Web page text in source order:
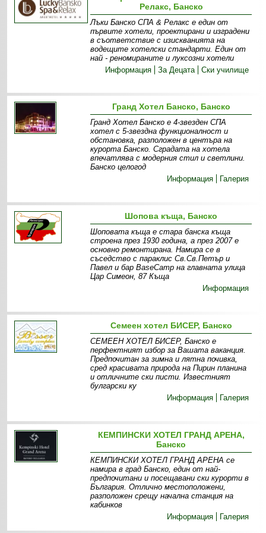
Релакс, Банско
Лъки Банско СПА & Релакс е един от
първите хотели, проектирани и изградени
в съответствие с изискванията на
водещите хотелски стандарти. Един от
най - реномираните и луксозни хотели
Информация
За Децата Ски училище
Гранд Хотел Банско, Банско
Гранд Хотел Банско е 4-звезден СПА
хотел с 5-звездна функционалност и
обстановка, разположен в центъра на
курорта Банско. Сградата на хотела
впечатлява с модерния стил и светлини.
Банско целогод
Информация
Галерия
Шопова къща, Банско
Шоповата къща е стара банска къща
строена през 1930 година, a през 2007 e
основно ремонтирана. Намира се в
съседство с параклис Св.Св.Петър и
Павел и бар BaseCamp на главната улица
Цар Симеон, 87 Къща
Информация
Семеен хотел БИСЕР, Банско
СЕМЕЕН ХОТЕЛ БИСЕР, Банско е
перфектният избор за Вашата ваканция.
Предпочитан за зимна и лятна почивка,
сред красивата природа на Пирин планина
и отличните ски писти. Известният
булгарски ку
Информация
Галерия
КЕМПИНСКИ ХОТЕЛ ГРАНД АРЕНА,
Банско
КЕМПИНСКИ ХОТЕЛ ГРАНД АРЕНА се
намира в град Банско, един от най-
предпочитани и посещавани ски курорти в
България. Отлично местоположени,
разположен срещу начална станция на
кабинков
Информация
Галерия